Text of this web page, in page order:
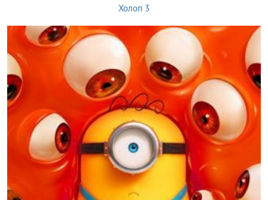
Холоп 3